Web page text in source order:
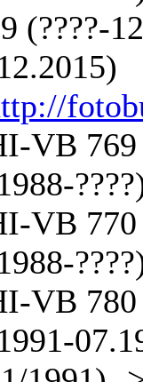
(????-
VB 769
VB 770
VB 780